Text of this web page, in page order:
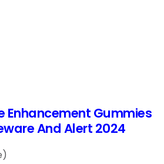
Enhancement Gummies
And Alert 2024